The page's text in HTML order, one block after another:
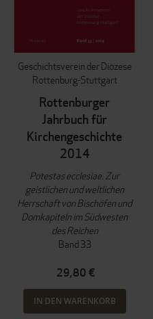
Geschichtsverein der Diözese
Rottenburg-Stuttgart
Rottenburger
Jahrbuch für
Kirchengeschichte
2014
Potestas ecclesiae. Zur
geistlichen und weltlichen
Herrschaft von Bischöfen und
Domkapiteln im Südwesten
des Reichen
Band 33
29,80 €
IN DEN WARENKORB